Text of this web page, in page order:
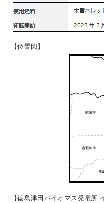
【位置図】
【徳島津田バイオマス発電所